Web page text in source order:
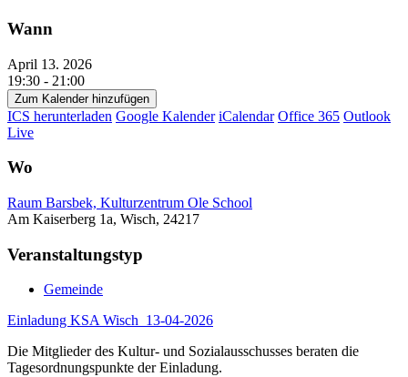
Wann
April 13. 2026
19:30 - 21:00
Zum Kalender hinzufügen
ICS herunterladen Google Kalender iCalendar Office 365 Outlook
Live
Wo
Raum Barsbek, Kulturzentrum Ole School
Am Kaiserberg 1a, Wisch, 24217
Veranstaltungstyp
Gemeinde
Einladung KSA Wisch_13-04-2026
Die Mitglieder des Kultur- und Sozialausschusses beraten die
Tagesordnungspunkte der Einladung.